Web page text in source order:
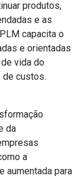
produtos,
e as
capacita o
e orientadas
vida do
de custos.
da
a
aumentada para